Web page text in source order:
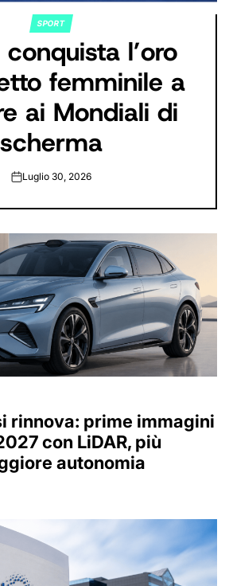
POSTED
SPORT
conquista l’oro
femminile a
ai Mondiali di
scherma
onLuglio 30, 2026
rinnova: prime immagini
con LiDAR, più
autonomia